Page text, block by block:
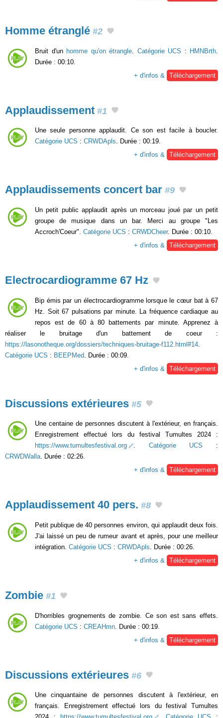
Homme étranglé #2
Bruit d'un homme qu'on étrangle Catégorie UCS : HMNBrth
Durée : 00:10.
+ d'infos &
Téléchargement
Applaudissement #1
Une seule personne applaudit. Ce son est facile à boucler.
Catégorie UCS : CRWDApls. Durée : 00:19.
+ d'infos & Téléchargement
Applaudissements concert bar #9
Un petit public applaudit après un morceau joué par un petit
groupe de musique dans un bar. Merci au groupe "Les
Accroch'Coeur". Catégorie UCS : CRWDCheer. Durée : 00:10.
+ d'infos &
Téléchargement
Electrocardiogramme 67 Hz
Bip émis par un électrocardiogramme lorsque le cœur bat à 67
Hz. Soit 67 pulsations par minute. La fréquence cardiaque au
repos est de 60 à 80 battements par minute. Apprenez à
réaliser le bruitage d'un battement de coeur :
https://lasonotheque.org/dossiers/techniques-bruitage-f112.html#14
Catégorie UCS : BEEPMed . Durée : 00:09.
+ d'infos &
Téléchargement
Discussions extérieures #5
Une centaine de personnes discutent à l'extérieur, en français.
Enregistrement effectué lors du festival Tumultes 2024 :
https://www.tumultesfestival.org
. Catégorie UCS :
CRWDWalla. Durée : 02:26.
+ d'infos & Téléchargement
Applaudissement 40 pers. #8
Petit publique de 40 personnes environ, qui applaudit deux fois.
J'ai laissé un peu de rumeur avant et après, pour une meilleur
intégration. Catégorie UCS : CRWDApls . Durée : 00:26.
+ d'infos &
Téléchargement
Zombie #1
D'horribles grognements de zombie. Ce son est sans effets.
Catégorie UCS : CREAHmn . Durée : 00:19.
+ d'infos &
Téléchargement
Discussions extérieures #6
Une cinquantaine de personnes discutent à l'extérieur, en
français. Enregistrement effectué lors du festival Tumultes